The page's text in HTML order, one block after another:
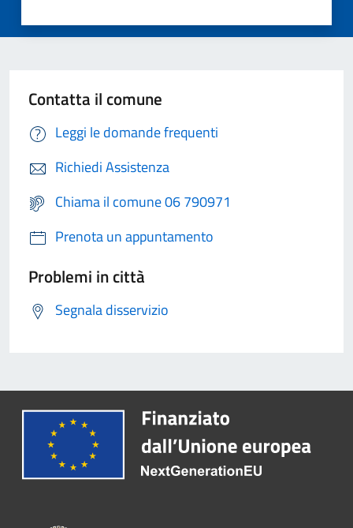
Contatta il comune
Leggi le domande frequenti
Richiedi Assistenza
Chiama il comune 06 790971
Prenota un appuntamento
Problemi in città
Segnala disservizio